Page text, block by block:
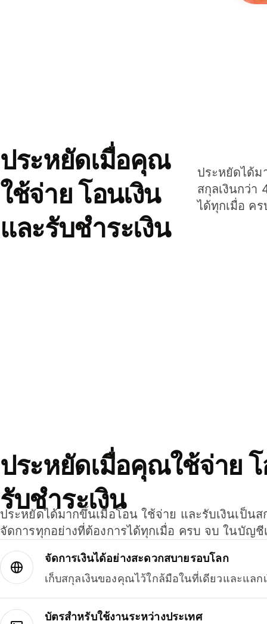
ประหยัดเมื่อคุณ
ใช้จ่าย โอนเงิน
และรับชำระเงิน
ประหยัดได้ม
สกุลเงินกว่า
ได้ทุกเมื่อ ค
ประหยัดเมื่อคุณใช้จ่าย โ
รับชำระเงิน
ประหยัดได้มากขึ้นเมื่อโอน ใช้จ่าย และรับเงินเป็น
จัดการทุกอย่างที่ต้องการได้ทุกเมื่อ ครบ จบ ในบัญชี
จัดการเงินได้อย่างสะดวกสบายรอบโลก
เก็บสกุลเงินของคุณไว้ใกล้มือในที่เดียวและแลก
บัตรสำหรับใช้งานระหว่างประเทศ